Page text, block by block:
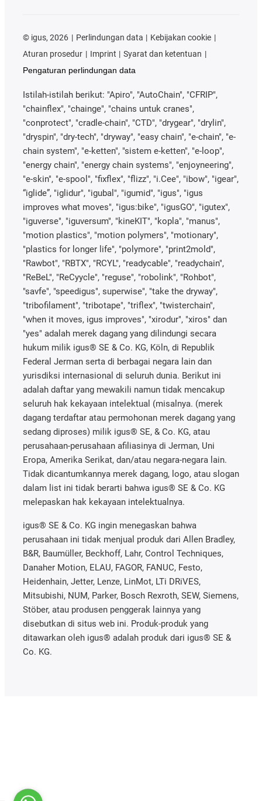
© igus, 2026 Perlindungan data
Kebijakan cookie
Aturan prosedur
Imprint
Syarat dan ketentuan
Pengaturan perlindungan data
Istilah-istilah berikut: "Apiro", "AutoChain", "CFRIP",
"chainflex", "chainge", "chains untuk cranes",
"conprotect", "cradle-chain", "CTD", "drygear", "drylin",
"dryspin", "dry-tech", "dryway", "easy chain", "e-chain", "e-
chain system", "e-ketten", "sistem e-ketten", "e-loop",
"energy chain", "energy chain systems", "enjoyneering",
"e-skin", "e-spool", "fixflex", "flizz", "i.Cee", "ibow", "igear",
“iglide”, "iglidur", "igubal", "igumid", "igus", "igus
improves what moves", "igus:bike", "igusGO", "igutex",
"iguverse", "iguversum", "kineKIT", "kopla", "manus",
"motion plastics", "motion polymers", "motionary",
"plastics for longer life", "polymore", "print2mold",
"Rawbot", "RBTX", "RCYL", "readycable", "readychain",
"ReBeL", "ReCyycle", "reguse", "robolink", "Rohbot",
"savfe", "speedigus", superwise", "take the dryway",
"tribofilament", "tribotape", "triflex", "twisterchain",
"when it moves, igus improves", "xirodur", "xiros" dan
"yes" adalah merek dagang yang dilindungi secara
hukum milik igus® SE & Co. KG, Köln, di Republik
Federal Jerman serta di berbagai negara lain dan
yurisdiksi internasional di seluruh dunia. Berikut ini
adalah daftar yang mewakili namun tidak mencakup
seluruh hak kekayaan intelektual (misalnya. (merek
dagang terdaftar atau permohonan merek dagang yang
sedang diproses) milik igus® SE, & Co. KG, atau
perusahaan-perusahaan afiliasinya di Jerman, Uni
Eropa, Amerika Serikat, dan/atau negara-negara lain.
Tidak dicantumkannya merek dagang, logo, atau slogan
dalam list ini tidak berarti bahwa igus® SE & Co. KG
melepaskan hak kekayaan intelektualnya.
igus® SE & Co. KG ingin menegaskan bahwa
perusahaan ini tidak menjual produk dari Allen Bradley,
B&R, Baumüller, Beckhoff, Lahr, Control Techniques,
Danaher Motion, ELAU, FAGOR, FANUC, Festo,
Heidenhain, Jetter, Lenze, LinMot, LTi DRiVES,
Mitsubishi, NUM, Parker, Bosch Rexroth, SEW, Siemens,
Stöber, atau produsen penggerak lainnya yang
disebutkan di situs web ini. Produk-produk yang
ditawarkan oleh igus® adalah produk dari igus® SE &
Co. KG.